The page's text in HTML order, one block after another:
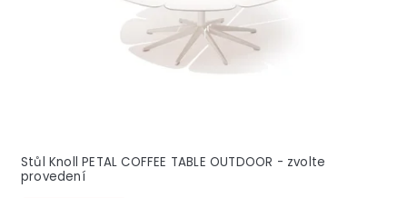
Stůl Knoll PETAL COFFEE TABLE OUTDOOR - zvolte
provedení